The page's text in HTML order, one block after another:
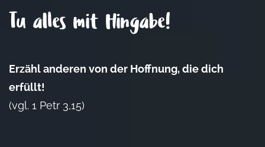
Tu alles mit Hingabe!
Erzähl anderen von der Hoffnung, die dich
erfüllt!
(vgl. 1 Petr 3,15)